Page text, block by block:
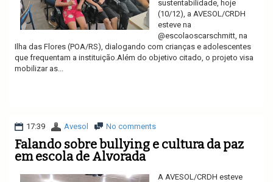
sustentabilidade, hoje
(10/12), a AVESOL/CRDH
esteve na
@escolaoscarschmitt, na
Ilha das Flores (POA/RS), dialogando com crianças e adolescentes
que frequentam a instituição.Além do objetivo citado, o projeto visa
mobilizar as...
17:39 Avesol No comments
Falando sobre bullying e cultura da paz
em escola de Alvorada
A AVESOL/CRDH esteve